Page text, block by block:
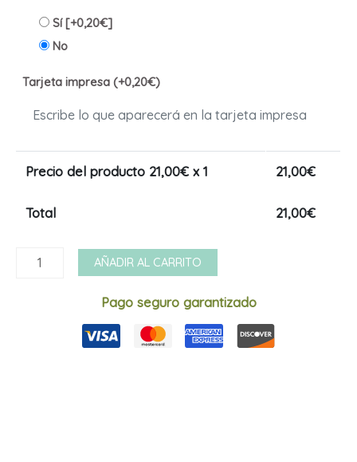
Sí[+0,20€]
No
Tarjeta impresa (+0,20€)
Precio del producto 21,00€ x 1 21,00€
Total 21,00€
Novios
AÑADIR AL CARRITO
Pago seguro garantizado